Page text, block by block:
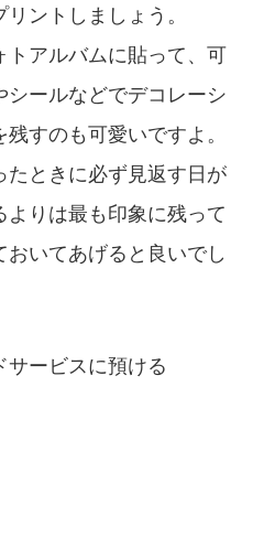
ントしましょう。
アルバムに貼って、可
ールなどでデコレーシ
すのも可愛いですよ。
ときに必ず見返す日が
りは最も印象に残って
いてあげると良いでし
サービスに預ける